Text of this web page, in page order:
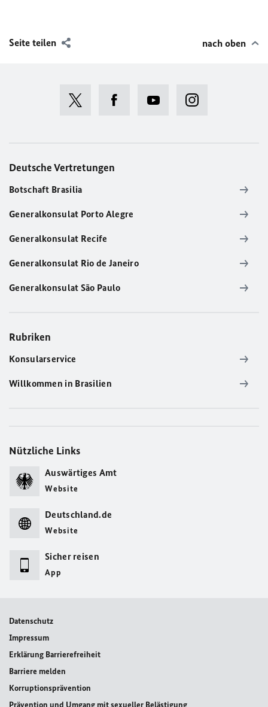
Seite teilen nach oben
Deutsche Vertretungen
Botschaft Brasilia
Generalkonsulat Porto Alegre
Generalkonsulat Recife
Generalkonsulat Rio de Janeiro
Generalkonsulat São Paulo
Rubriken
Konsularservice
Willkommen in Brasilien
Nützliche Links
Auswärtiges Amt
Website
Deutschland.de
Website
Sicher reisen
App
Datenschutz
Impressum
Erklärung Barrierefreiheit
Barriere melden
Korruptionsprävention
Prävention und Umgang mit sexueller Belästigung